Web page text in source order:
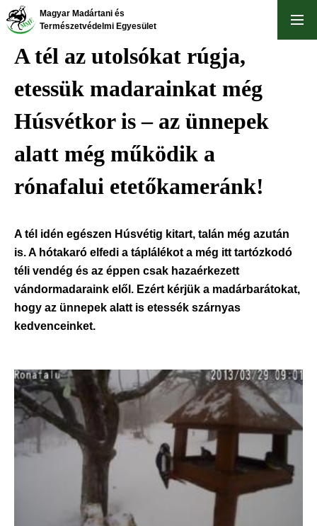
Ugrás
tartalomra
Magyar Madártani és
Természetvédelmi Egyesület
A tél az utolsókat rúgja,
etessük madarainkat még
Húsvétkor is – az ünnepek
alatt még működik a
rónafalui etetőkameránk!
A tél idén egészen Húsvétig kitart, talán még azután
is. A hótakaró elfedi a táplálékot a még itt tartózkodó
téli vendég és az éppen csak hazaérkezett
vándormadaraink elől. Ezért kérjük a madárbarátokat,
hogy az ünnepek alatt is etessék szárnyas
kedvenceinket.